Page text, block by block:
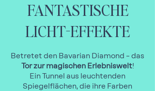
FANTASTISCHE
LICHT-EFFEKTE
Betretet den Bavarian Diamond – das
Tor zur magischen Erlebniswelt!
Ein Tunnel aus leuchtenden
Spiegelflächen, die ihre Farben